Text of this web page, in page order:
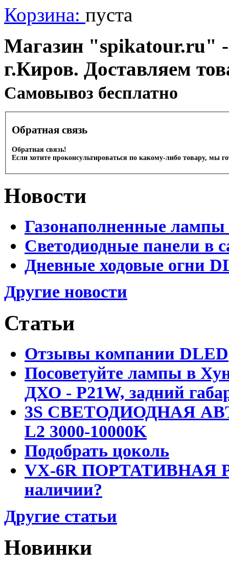
Корзина: пуста
Магазин "spikatour.ru" -
г.Киров. Доставляем
Cамовывоз бесплатно
Обратная связь
Обратная связь!
Если хотите проконсультироваться по какому-либо товару, мы
Новости
Газонаполненные
Светодиодные панели в
Дневные ходовые огни
Другие новости
Статьи
Отзывы компании DLED
Посоветуйте лампы в
ДХО - P21W, задний
3S СВЕТОДИОДНАЯ
L2 3000-10000K
Подобрать цоколь
VX-6R ПОРТАТИВНАЯ
наличии?
Другие статьи
Новинки